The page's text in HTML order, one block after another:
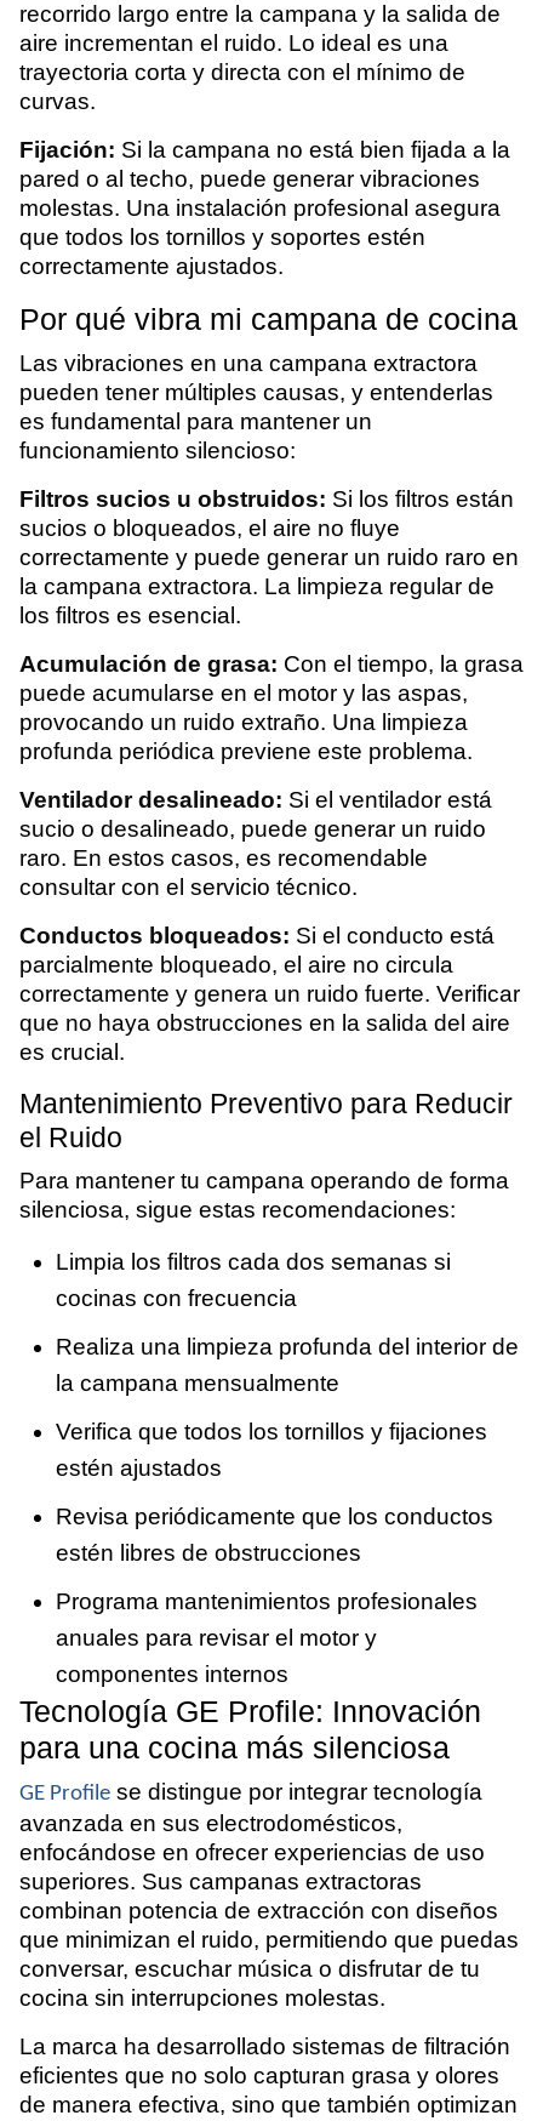
recorrido largo entre la campana y la salida de
aire incrementan el ruido. Lo ideal es una
trayectoria corta y directa con el mínimo de
curvas.
Fijación: Si la campana no está bien fijada a la
pared o al techo, puede generar vibraciones
molestas. Una instalación profesional asegura
que todos los tornillos y soportes estén
correctamente ajustados.
Por qué vibra mi campana de cocina
Las vibraciones en una campana extractora
pueden tener múltiples causas, y entenderlas
es fundamental para mantener un
funcionamiento silencioso:
Filtros sucios u obstruidos: Si los filtros están
sucios o bloqueados, el aire no fluye
correctamente y puede generar un ruido raro en
la campana extractora. La limpieza regular de
los filtros es esencial.
Acumulación de grasa: Con el tiempo, la grasa
puede acumularse en el motor y las aspas,
provocando un ruido extraño. Una limpieza
profunda periódica previene este problema.
Ventilador desalineado: Si el ventilador está
sucio o desalineado, puede generar un ruido
raro. En estos casos, es recomendable
consultar con el servicio técnico.
Conductos bloqueados: Si el conducto está
parcialmente bloqueado, el aire no circula
correctamente y genera un ruido fuerte. Verificar
que no haya obstrucciones en la salida del aire
es crucial.
Mantenimiento Preventivo para Reducir
el Ruido
Para mantener tu campana operando de forma
silenciosa, sigue estas recomendaciones:
Limpia los filtros cada dos semanas si
cocinas con frecuencia
Realiza una limpieza profunda del interior de
la campana mensualmente
Verifica que todos los tornillos y fijaciones
estén ajustados
Revisa periódicamente que los conductos
estén libres de obstrucciones
Programa mantenimientos profesionales
anuales para revisar el motor y
componentes internos
Tecnología GE Profile: Innovación
para una cocina más silenciosa
GE Profile se distingue por integrar tecnología
avanzada en sus electrodomésticos,
enfocándose en ofrecer experiencias de uso
superiores. Sus campanas extractoras
combinan potencia de extracción con diseños
que minimizan el ruido, permitiendo que puedas
conversar, escuchar música o disfrutar de tu
cocina sin interrupciones molestas.
La marca ha desarrollado sistemas de filtración
eficientes que no solo capturan grasa y olores
de manera efectiva, sino que también optimizan